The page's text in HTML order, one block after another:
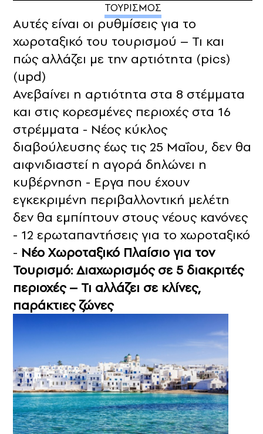
ΤΟΥΡΙΣΜΟΣ
Αυτές είναι οι ρυθμίσεις για το
χωροταξικό του τουρισμού – Τι και
πώς αλλάζει με την αρτιότητα (pics)
(upd)
Ανεβαίνει η αρτιότητα στα 8 στέμματα
και στις κορεσμένες περιοχές στα 16
στρέμματα - Νέος κύκλος
διαβούλευσης έως τις 25 Μαΐου, δεν θα
αιφνιδιαστεί η αγορά δηλώνει η
κυβέρνηση - Εργα που έχουν
εγκεκριμένη περιβαλλοντική μελέτη
δεν θα εμπίπτουν στους νέους κανόνες
- 12 ερωταπαντήσεις για το χωροταξικό
- Nέο Χωροταξικό Πλαίσιο για τον
Τουρισμό: Διαχωρισμός σε 5 διακριτές
περιοχές – Τι αλλάζει σε κλίνες,
παράκτιες ζώνες